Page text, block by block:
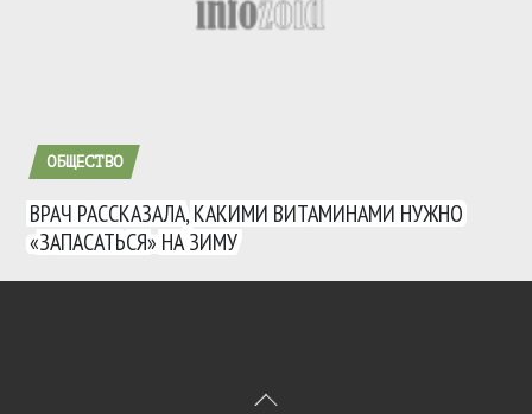
ОБЩЕСТВО
ВРАЧ РАССКАЗАЛА, КАКИМИ ВИТАМИНАМИ НУЖНО
«ЗАПАСАТЬСЯ» НА ЗИМУ